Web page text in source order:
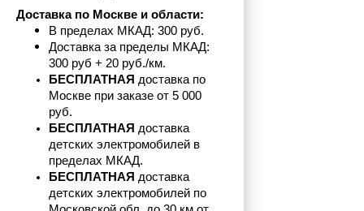
Доставка по Москве и области:
В пределах МКАД: 300 руб.
Доставка за пределы МКАД:
300 руб + 20 руб./км.
БЕСПЛАТНАЯ доставка по
Москве при заказе от 5 000
руб.
БЕСПЛАТНАЯ доставка
детских электромобилей в
пределах МКАД.
БЕСПЛАТНАЯ доставка
детских электромобилей по